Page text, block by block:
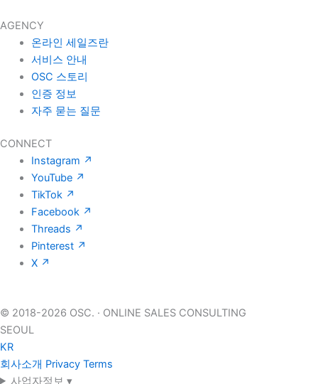
AGENCY
온라인 세일즈란
서비스 안내
OSC 스토리
인증 정보
자주 묻는 질문
CONNECT
Instagram ↗
YouTube ↗
TikTok ↗
Facebook ↗
Threads ↗
Pinterest ↗
X ↗
© 2018-2026 OSC. · ONLINE SALES CONSULTING
SEOUL
KR
회사소개 Privacy Terms
사업자정보 ▾